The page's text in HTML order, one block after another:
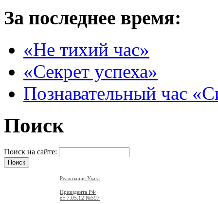
За последнее время:
«Не тихий час»
«Секрет успеха»
Познавательный час
Поиск
Поиск на сайте:
Реализация Указа
Президента РФ
от 7.05.12 №597